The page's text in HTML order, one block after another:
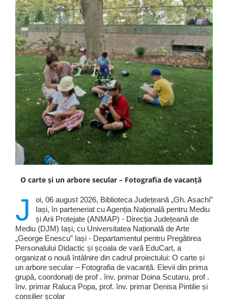
O carte și un arbore secular – Fotografia de vacanță
J
oi, 06 august 2026, Biblioteca Județeană „Gh. Asachi”
Iași, în parteneriat cu Agenția Națională pentru Mediu
și Arii Protejate (ANMAP) - Direcția Județeană de
Mediu (DJM) Iași, cu Universitatea Națională de Arte
„George Enescu” Iași - Departamentul pentru Pregătirea
Personalului Didactic și școala de vară EduCart, a
organizat o nouă întâlnire din cadrul proiectului: O carte și
un arbore secular – Fotografia de vacanță. Elevii din prima
grupă, coordonați de prof . înv. primar Doina Scutaru, prof .
înv. primar Raluca Popa, prof. înv. primar Denisa Pintilie și
consilier școlar